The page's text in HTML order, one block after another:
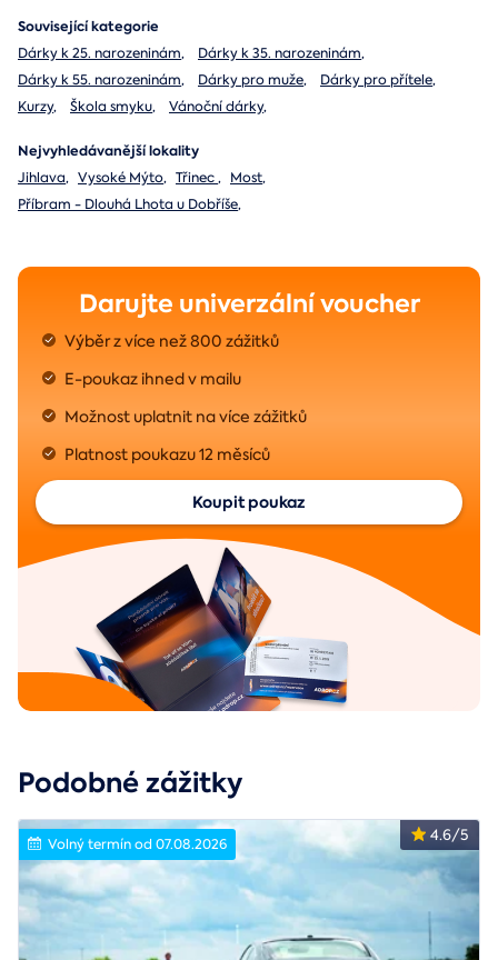
Související kategorie
Dárky k 25. narozeninám, Dárky k 35. narozeninám,
Dárky k 55. narozeninám, Dárky pro muže, Dárky pro přítele,
Kurzy, Škola smyku, Vánoční dárky,
Nejvyhledávanější lokality
Jihlava, Vysoké Mýto, Třinec, Most,
Příbram - Dlouhá Lhota u Dobříše,
Darujte univerzální voucher
Výběr z více než 800 zážitků
E-poukaz ihned v mailu
Možnost uplatnit na více zážitků
Platnost poukazu 12 měsíců
Koupit poukaz
Podobné zážitky
4.6/5
Volný termín od 07.08.2026